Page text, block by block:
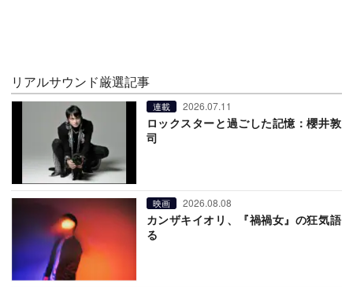
リアルサウンド厳選記事
連載 2026.07.11
ロックスターと過ごした記憶：櫻井敦
司
映画 2026.08.08
カンザキイオリ、『禍禍女』の狂気語
る